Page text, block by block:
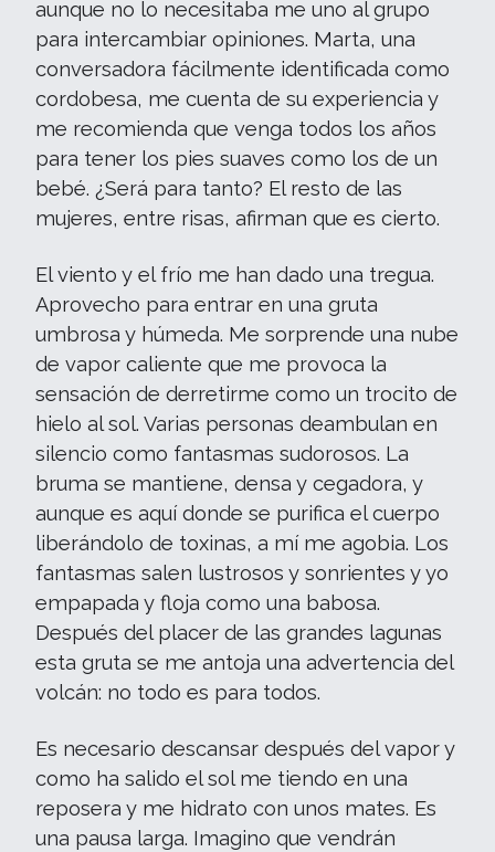
aunque no lo necesitaba me uno al grupo
para intercambiar opiniones. Marta, una
conversadora fácilmente identificada como
cordobesa, me cuenta de su experiencia y
me recomienda que venga todos los años
para tener los pies suaves como los de un
bebé. ¿Será para tanto? El resto de las
mujeres, entre risas, afirman que es cierto.
El viento y el frío me han dado una tregua.
Aprovecho para entrar en una gruta
umbrosa y húmeda. Me sorprende una nube
de vapor caliente que me provoca la
sensación de derretirme como un trocito de
hielo al sol. Varias personas deambulan en
silencio como fantasmas sudorosos. La
bruma se mantiene, densa y cegadora, y
aunque es aquí donde se purifica el cuerpo
liberándolo de toxinas, a mí me agobia. Los
fantasmas salen lustrosos y sonrientes y yo
empapada y floja como una babosa.
Después del placer de las grandes lagunas
esta gruta se me antoja una advertencia del
volcán: no todo es para todos.
Es necesario descansar después del vapor y
como ha salido el sol me tiendo en una
reposera y me hidrato con unos mates. Es
una pausa larga. Imagino que vendrán